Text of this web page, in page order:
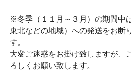
※冬季（１１月～３月）の期間中
東北などの地域）への発送をお断
す。
大変ご迷惑をお掛け致しますが、
ろしくお願い致します。